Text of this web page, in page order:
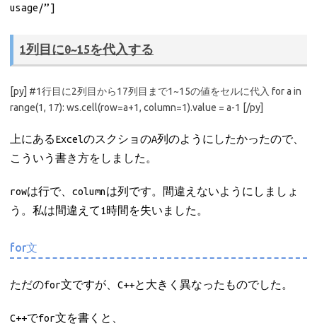
usage/”]
1列目に0~15を代入する
[py] #1行目に2列目から17列目まで1~15の値をセルに代入 for a in
range(1, 17): ws.cell(row=a+1, column=1).value = a-1 [/py]
上にあるExcelのスクショのA列のようにしたかったので、
こういう書き方をしました。
rowは行で、columnは列です。間違えないようにしましょ
う。私は間違えて1時間を失いました。
for文
ただのfor文ですが、C++と大きく異なったものでした。
C++でfor文を書くと、